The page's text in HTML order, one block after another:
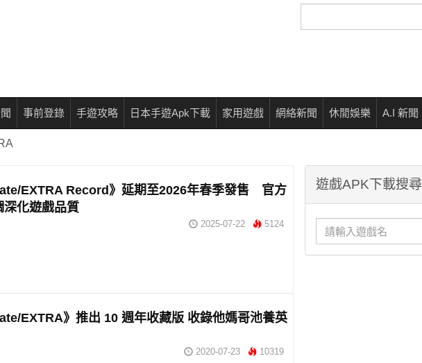
尋
事前登錄 手遊攻略 日本手遊Apk下載 家用遊戲 網絡新聞 休閒娛樂 A.I 新聞
EXTRA Record》延期至2026年春季發售 官方
深化遊戲品質
2025-07-22 5124
EXTRA》推出 10 週年收藏版 收錄他媽哥池養英
2020-07-23 10319
遊戲APK下載搜尋